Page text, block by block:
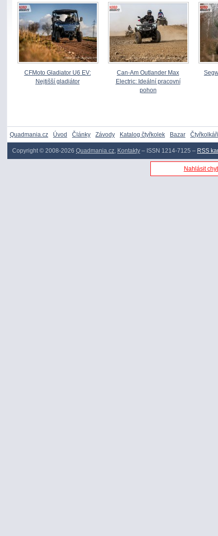
CFMoto Gladiator U6 EV:
Nejtišší gladiátor
Can-Am Outlander Max
Electric: Ideální pracovní
pohon
Quadmania.cz Úvod Články Závody Katalog čtyřkolek Bazar Čtyřkolkáři
Copyright © 2008-2026 Quadmania.cz, Kontakty – ISSN 1214-7125 – RSS
Nahlásit